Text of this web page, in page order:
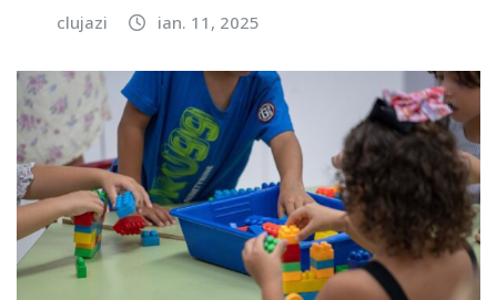
clujazi ian. 11, 2025